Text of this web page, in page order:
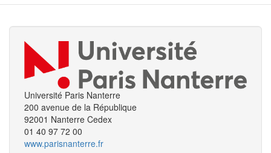
Université Paris Nanterre
200 avenue de la République
92001 Nanterre Cedex
01 40 97 72 00
www.parisnanterre.fr